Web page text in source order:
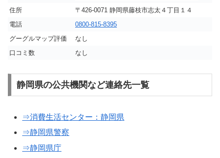
住所
〒426-0071 静岡県藤枝市志太４丁目１４
電話
0800-815-8395
グーグルマップ評価
なし
口コミ数
なし
静岡県の公共機関など連絡先一覧
⇒消費生活センター：静岡県
⇒静岡県警察
⇒静岡県庁